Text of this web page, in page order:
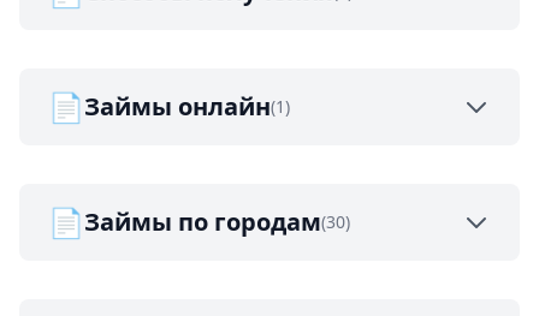
📄Займы онлайн(1)
📄Займы по городам(30)